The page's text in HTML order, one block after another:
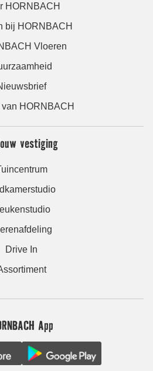
HORNBACH
bij HORNBACH
Vloeren
van HORNBACH
vestiging
Drive In
App